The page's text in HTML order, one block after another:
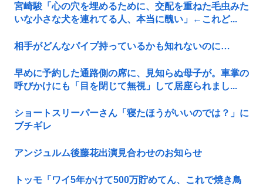
宮崎駿「心の穴を埋めるために、交配を重ねた毛虫みた
いな小さな犬を連れてる人、本当に醜い」←これど...
相手がどんなパイプ持っているかも知れないのに…
早めに予約した通路側の席に、見知らぬ母子が。車掌の
呼びかけにも「目を閉じて無視」して居座られまし...
ショートスリーパーさん「寝たほうがいいのでは？」に
ブチギレ
アンジュルム後藤花出演見合わせのお知らせ
トッモ「ワイ5年かけて500万貯めてん、これで焼き鳥